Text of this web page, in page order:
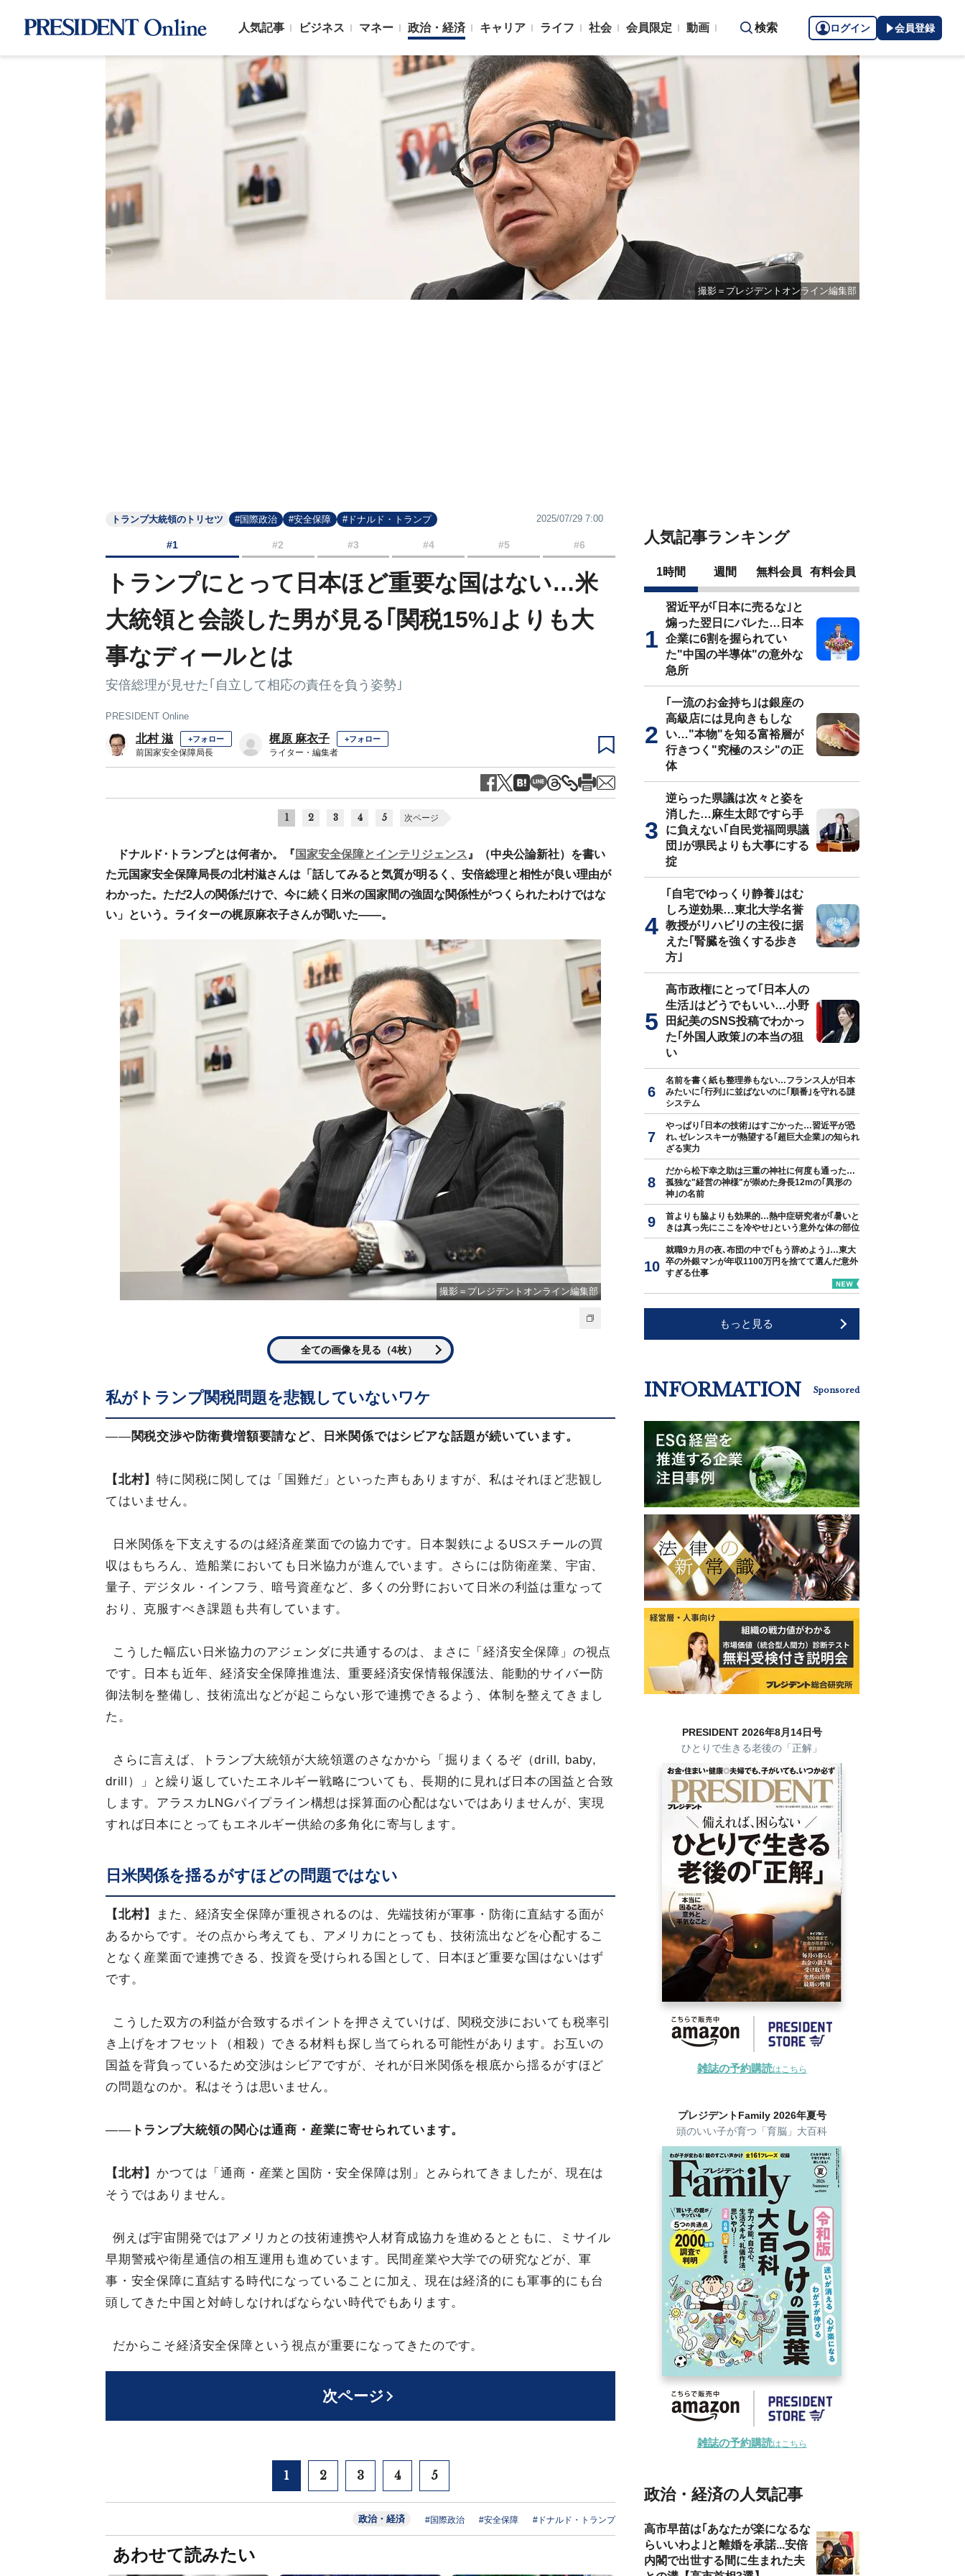
人気記事 ビジネス マネー 政治・経済 キャリア ライフ 社会 会員限定 動画 検索 ログイン 会員登録
撮影＝プレジデントオンライン編集部
トランプ大統領のトリセツ #国際政治 #安全保障 #ドナルド・トランプ 2025/07/29 7:00
#1 #2 #3 #4 #5 #6
トランプにとって日本ほど重要な国はない…米
大統領と会談した男が見る｢関税15%｣よりも大
事なディールとは
安倍総理が見せた｢自立して相応の責任を負う姿勢｣
PRESIDENT Online
北村 滋 +フォロー
前国家安全保障局長
梶原 麻衣子 +フォロー
ライター・編集者
1 2 3 4 5 次ページ
ドナルド･トランプとは何者か。『 国家安全保障とインテリジェンス 』（中央公論新社）を書い
た元国家安全保障局長の北村滋さんは「話してみると気質が明るく、安倍総理と相性が良い理由が
わかった。ただ2人の関係だけで、今に続く日米の国家間の強固な関係性がつくられたわけではな
い」という。ライターの梶原麻衣子さんが聞いた――。
撮影＝プレジデントオンライン編集部
全ての画像を見る（4枚）
私がトランプ関税問題を悲観していないワケ
――関税交渉や防衛費増額要請など、日米関係ではシビアな話題が続いています。
【北村】特に関税に関しては「国難だ」といった声もありますが、私はそれほど悲観し
てはいません。
日米関係を下支えするのは経済産業面での協力です。日本製鉄によるUSスチールの買
収はもちろん、造船業においても日米協力が進んでいます。さらには防衛産業、宇宙、
量子、デジタル・インフラ、暗号資産など、多くの分野において日米の利益は重なって
おり、克服すべき課題も共有しています。
こうした幅広い日米協力のアジェンダに共通するのは、まさに「経済安全保障」の視点
です。日本も近年、経済安全保障推進法、重要経済安保情報保護法、能動的サイバー防
御法制を整備し、技術流出などが起こらない形で連携できるよう、体制を整えてきまし
た。
さらに言えば、トランプ大統領が大統領選のさなかから「掘りまくるぞ（drill, baby,
drill）」と繰り返していたエネルギー戦略についても、長期的に見れば日本の国益と合致
します。アラスカLNGパイプライン構想は採算面の心配はないではありませんが、実現
すれば日本にとってもエネルギー供給の多角化に寄与します。
日米関係を揺るがすほどの問題ではない
【北村】
また、経済安全保障が重視されるのは、先端技術が軍事・防衛に直結する面が
あるからです。その点から考えても、アメリカにとっても、技術流出などを心配するこ
となく産業面で連携できる、投資を受けられる国として、日本ほど重要な国はないはず
です。
こうした双方の利益が合致するポイントを押さえていけば、関税交渉においても税率引
き上げをオフセット（相殺）できる材料も探し当てられる可能性があります。お互いの
国益を背負っているため交渉はシビアですが、それが日米関係を根底から揺るがすほど
の問題なのか。私はそうは思いません。
―― トランプ大統領の関心は通商・産業に寄せられています。
【北村】 かつては「通商・産業と国防・安全保障は別」とみられてきましたが、現在は
そうではありません。
例えば宇宙開発ではアメリカとの技術連携や人材育成協力を進めるとともに、ミサイル
早期警戒や衛星通信の相互運用も進めています。民間産業や大学での研究などが、軍
事・安全保障に直結する時代になっていることに加え、現在は経済的にも軍事的にも台
頭してきた中国と対峙しなければならない時代でもあります。
だからこそ経済安全保障という視点が重要になってきたのです。
次ページ
1 2 3 4 5
政治・経済 #国際政治 #安全保障 #ドナルド・トランプ
あわせて読みたい
人気記事ランキング
1時間 週間 無料会員 有料会員
習近平が｢日本に売るな｣と
煽った翌日にバレた…日本
企業に6割を握られてい
た"中国の半導体"の意外な
急所
｢一流のお金持ち｣は銀座の
高級店には見向きもしな
い…"本物"を知る富裕層が
行きつく"究極のスシ"の正
体
逆らった県議は次々と姿を
消した…麻生太郎ですら手
に負えない｢自民党福岡県議
団｣が県民よりも大事にする
掟
｢自宅でゆっくり静養｣はむ
しろ逆効果…東北大学名誉
教授がリハビリの主役に据
えた｢腎臓を強くする歩き
方｣
高市政権にとって｢日本人の
生活｣はどうでもいい…小野
田紀美のSNS投稿でわかっ
た｢外国人政策｣の本当の狙
い
名前を書く紙も整理券もない…フランス人が日本
みたいに｢行列｣に並ばないのに｢順番｣を守れる謎
システム
やっぱり｢日本の技術｣はすごかった…習近平が恐
れ､ゼレンスキーが熱望する｢超巨大企業｣の知られ
ざる実力
だから松下幸之助は三重の神社に何度も通った…
孤独な"経営の神様"が崇めた身長12mの｢異形の
神｣の名前
首よりも脇よりも効果的…熱中症研究者が｢暑いと
きは真っ先にここを冷やせ｣という意外な体の部位
就職9カ月の夜､布団の中で｢もう辞めよう｣…東大
卒の外銀マンが年収1100万円を捨てて選んだ意外
すぎる仕事
もっと見る
INFORMATION Sponsored
PRESIDENT 2026年8月14日号
ひとりで生きる老後の「正解」
雑誌の予約購読はこちら
プレジデントFamily 2026年夏号
頭のいい子が育つ「育脳」大百科
雑誌の予約購読はこちら
政治・経済の人気記事
高市早苗は｢あなたが楽になるな
らいいわよ｣と離婚を承諾...安倍
内閣で出世する間に生まれた夫